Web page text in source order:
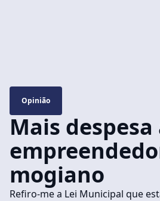
Opinião
Mais despesa
mogiano
Refiro-me a Lei Municipal que